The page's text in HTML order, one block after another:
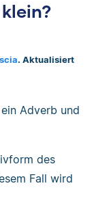
. Aktualisiert
Adverb und
des
Fall wird